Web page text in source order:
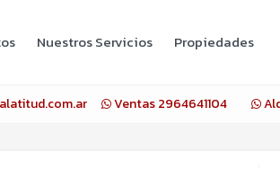
Nuestros Servicios Propiedades
Ventas 2964641104